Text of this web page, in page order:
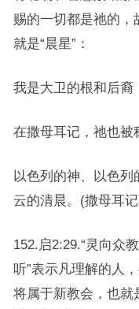
赐的一切都是祂的，
就是“晨星”：
我是大卫的根和后裔
在撒母耳记，祂也被
以色列的神、以色
云的清晨。(撒母耳
152.启2:29.“灵向众
听”表示凡理解的人
将属于新教会，也就